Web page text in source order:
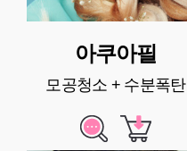
아쿠아필
모공청소 + 수분폭탄